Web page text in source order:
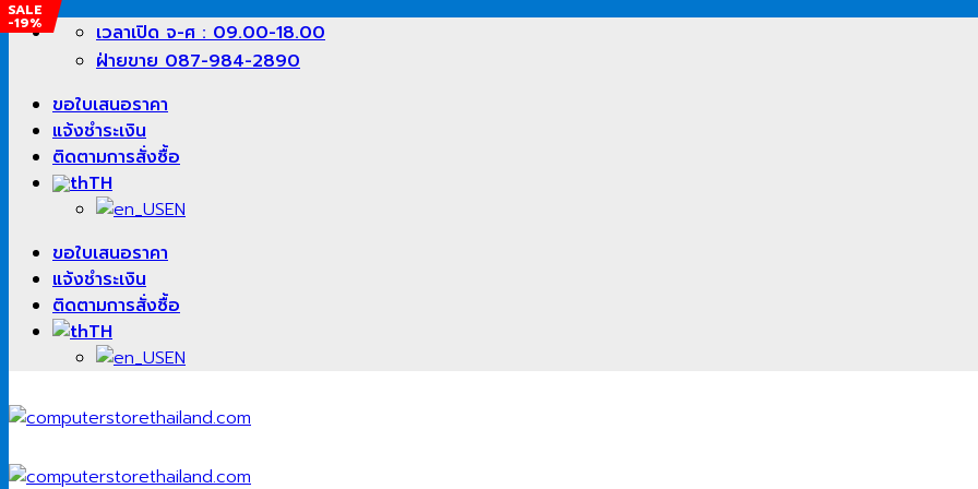
ข้าม
เนื้อหา
เวลาเปิด จ-ศ : 09.00-18.00
ฝ่ายขาย 087-984-2890
ขอใบเสนอราคา
แจ้งชำระเงิน
ติดตามการสั่งซื้อ
TH
EN
ขอใบเสนอราคา
แจ้งชำระเงิน
ติดตามการสั่งซื้อ
TH
EN
SALE
-19%
SALE
-15%
SALE
-26%
SALE
-12%